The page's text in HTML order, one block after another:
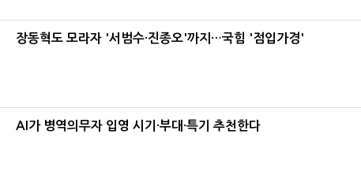
장동혁도 모라자 '서범수·진종오'까지…국힘 '점입가경'
AI가 병역의무자 입영 시기·부대·특기 추천한다